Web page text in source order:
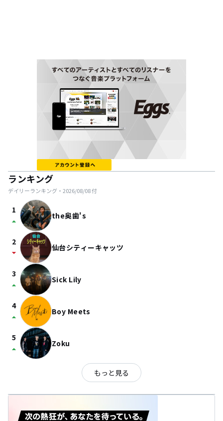
ランキング
デイリーランキング・ 2026/08/08付
1
arrow_drop_up the奥歯's
2
arrow_drop_down 仙台シティーキャッツ
3
arrow_drop_up Sick Lily
4
arrow_drop_up Boy Meets
5
arrow_drop_up Zoku
もっと見る